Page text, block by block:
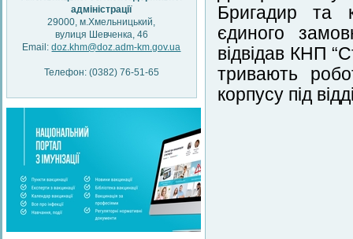
адміністрації
29000, м.Хмельницький,
вулиця Шевченка, 46
Email:doz.khm@doz.adm-km.gov.ua
Телефон: (0382) 76-51-65
Бригадир та
єдиного
відвідав КНП
тривають
корпусу під